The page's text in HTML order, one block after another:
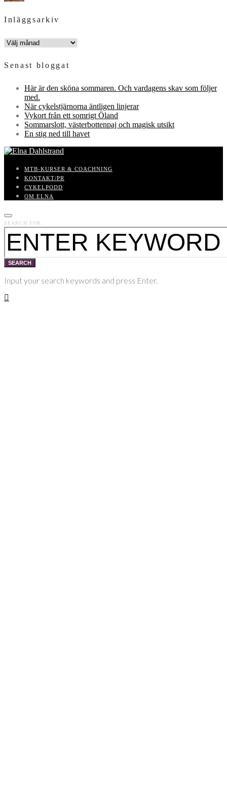
Inläggsarkiv
INLÄGGSARKIV
Senast bloggat
Här är den sköna sommaren. Och vardagens skav som följer
med.
När cykelstjärnorna äntligen linjerar
Vykort från ett somrigt Öland
Sommarslott, västerbottenpaj och magisk utsikt
En stig ned till havet
MTB-KURSER & COACHNING
KONTAKT/PR
CYKELPODD
OM ELNA
SEARCH FOR:
SEARCH
Input your search keywords and press Enter.